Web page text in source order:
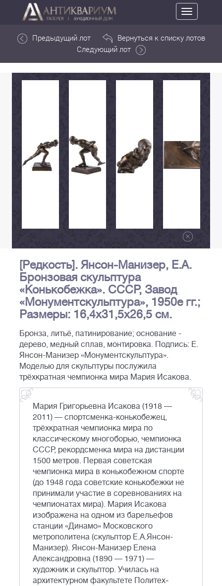
Toggle
navigation
Предыдущий лот
Вернуться к списку лотов
Следующий лот
[Редкость]. Янсон-Манизер, Е.А.
Бронзовая скульптура
«Конькобежка». СССР, Завод
«Монументскульптура», 1950е гг.;
Размеры: 16,4х31,5х26,5 см.
Бронза, литьё, патинирование; основание -
дерево, медный сплав, монтировка. Подпись: Е.
Янсон-Манизер «Монументскульптура».
Моделью для скульптуры послужила
трёхкратная чемпионка мира Мария Исакова.
Мария Григорьевна Исакова (1918 —
2011) — спортсменка-конькобежец,
трёхкратная чемпионка мира по
классическому многоборью, чемпионка
СССР, рекордсменка мира на дистанции
1500 метров. Первая советская
чемпионка мира в конькобежном спорте
(до 1948 года советские конькобежки не
принимали участие в соревнованиях на
чемпионатах мира). Мария Исакова
изображена на одном из барельефов
станции «Динамо» Московского
метрополитена (скульптор Е.А.Янсон-
Манизер). Янсон-Манизер Елена
Александровна (1890 — 1971) —
художник и скульптор. Училась на
архитектурном факультете Политех­